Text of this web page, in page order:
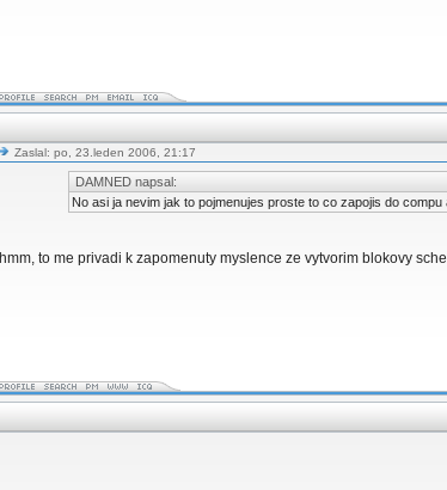
Zaslal: po, 23.leden 2006, 21:17
DAMNED napsal:
No asi ja nevim jak to pojmenujes proste to co zapojis do
hmm, to me privadi k zapomenuty myslence ze vytvorim blokovy